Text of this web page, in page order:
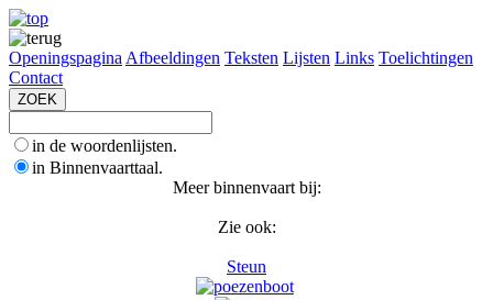
Openingspagina Afbeeldingen Teksten Lijsten Links Toelichtingen
Contact
in de woordenlijsten.
in Binnenvaarttaal.
Meer binnenvaart bij:
Zie ook:
Steun